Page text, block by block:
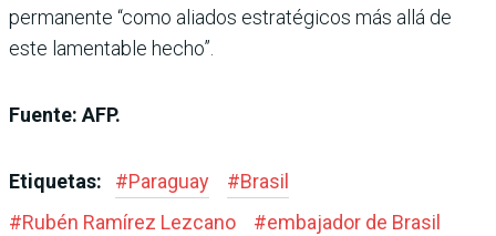
permanente “como aliados estratégicos más allá de
este lamentable hecho”.
Fuente: AFP.
Etiquetas: #Paraguay #Brasil
#Rubén Ramírez Lezcano #embajador de Brasil